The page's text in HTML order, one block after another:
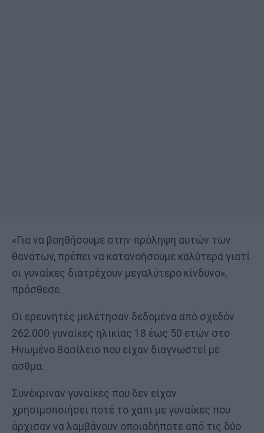
«Για να βοηθήσουμε στην πρόληψη αυτών των
θανάτων, πρέπει να κατανοήσουμε καλύτερα γιατί
οι γυναίκες διατρέχουν μεγαλύτερο κίνδυνο»,
πρόσθεσε.
Οι ερευνητές μελέτησαν δεδομένα από σχεδόν
262.000 γυναίκες ηλικίας 18 έως 50 ετών στο
Ηνωμένο Βασίλειο που είχαν διαγνωστεί με
άσθμα.
Συνέκριναν γυναίκες που δεν είχαν
χρησιμοποιήσει ποτέ το χάπι με γυναίκες που
άρχισαν να λαμβάνουν οποιαδήποτε από τις δύο